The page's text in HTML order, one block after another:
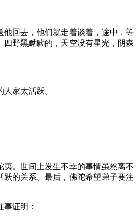
回去，他们就走着谈着，途中，等
野黑黝黝的，天空没有星光，阴森
家太活跃。
。世间上发生不幸的事情虽然离不
的关系。最后，佛陀希望弟子要注
证明：